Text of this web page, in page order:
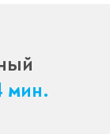
мин.